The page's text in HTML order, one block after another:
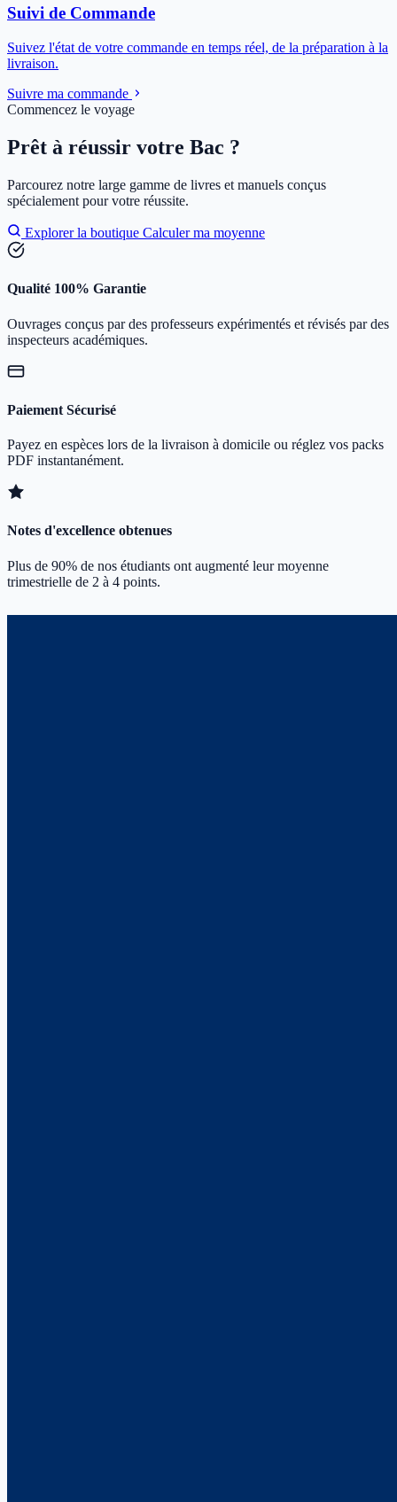
Suivi de Commande
Suivez l'état de votre commande en temps réel, de la préparation à la
livraison.
Suivre ma commande
Commencez le voyage
Prêt à réussir votre Bac ?
Parcourez notre large gamme de livres et manuels conçus
spécialement pour votre réussite.
Explorer la boutique Calculer ma moyenne
Qualité 100% Garantie
Ouvrages conçus par des professeurs expérimentés et révisés par des
inspecteurs académiques.
Paiement Sécurisé
Payez en espèces lors de la livraison à domicile ou réglez vos packs
PDF instantanément.
Notes d'excellence obtenues
Plus de 90% de nos étudiants ont augmenté leur moyenne
trimestrielle de 2 à 4 points.